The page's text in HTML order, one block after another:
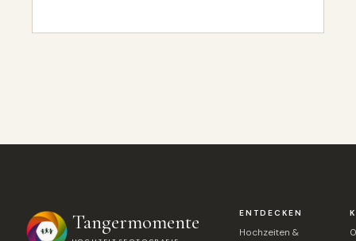
Tangermomente ENTDECKEN
Hochzeiten &